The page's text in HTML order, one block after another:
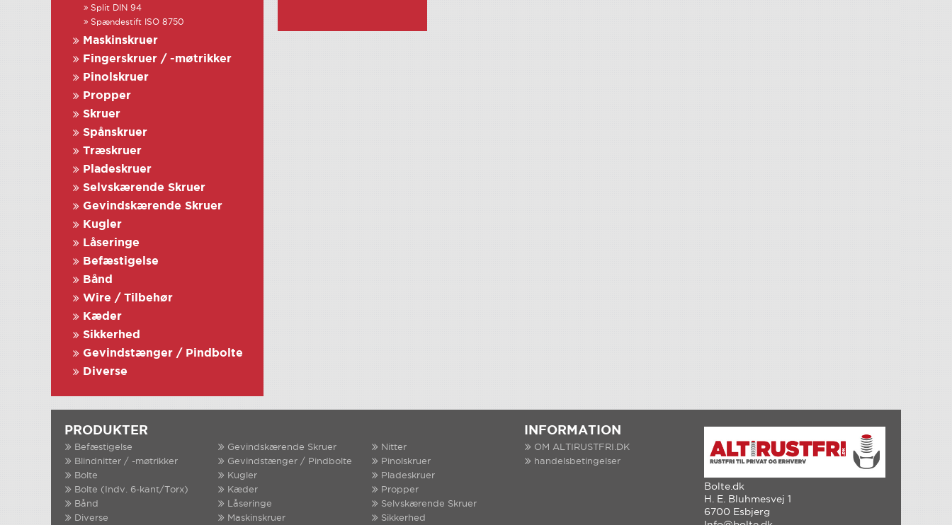
Split DIN 94
Spændestift ISO 8750
Maskinskruer
Fingerskruer / -møtrikker
Pinolskruer
Propper
Skruer
Spånskruer
Træskruer
Pladeskruer
Selvskærende Skruer
Gevindskærende Skruer
Kugler
Låseringe
Befæstigelse
Bånd
Wire / Tilbehør
Kæder
Sikkerhed
Gevindstænger / Pindbolte
Diverse
PRODUKTER
Befæstigelse
Blindnitter / -møtrikker
Bolte
Bolte (Indv. 6-kant/Torx)
Bånd
Diverse
Gevindskærende Skruer
Gevindstænger / Pindbolte
Kugler
Kæder
Låseringe
Maskinskruer
Nitter
Pinolskruer
Pladeskruer
Propper
Selvskærende Skruer
Sikkerhed
INFORMATION
OM ALTIRUSTFRI.DK
handelsbetingelser
Bolte.dk
H. E. Bluhmesvej 1
6700 Esbjerg